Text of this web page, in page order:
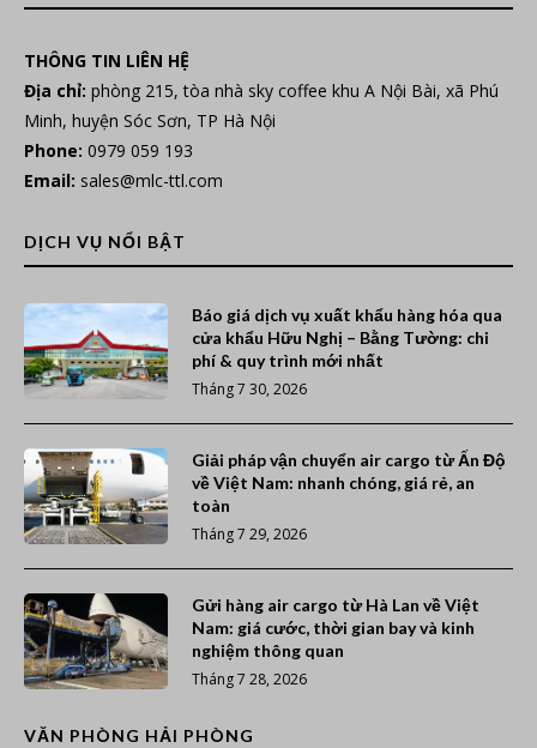
THÔNG TIN LIÊN HỆ
Địa chỉ: phòng 215, tòa nhà sky coffee khu A Nội Bài, xã Phú
Minh, huyện Sóc Sơn, TP Hà Nội
Phone: 0979 059 193
Email: sales@mlc-ttl.com
DỊCH VỤ NỔI BẬT
Báo giá dịch vụ xuất khẩu hàng hóa qua
cửa khẩu Hữu Nghị – Bằng Tường: chi
phí & quy trình mới nhất
Tháng 7 30, 2026
Giải pháp vận chuyển air cargo từ Ấn Độ
về Việt Nam: nhanh chóng, giá rẻ, an
toàn
Tháng 7 29, 2026
Gửi hàng air cargo từ Hà Lan về Việt
Nam: giá cước, thời gian bay và kinh
nghiệm thông quan
Tháng 7 28, 2026
VĂN PHÒNG HẢI PHÒNG